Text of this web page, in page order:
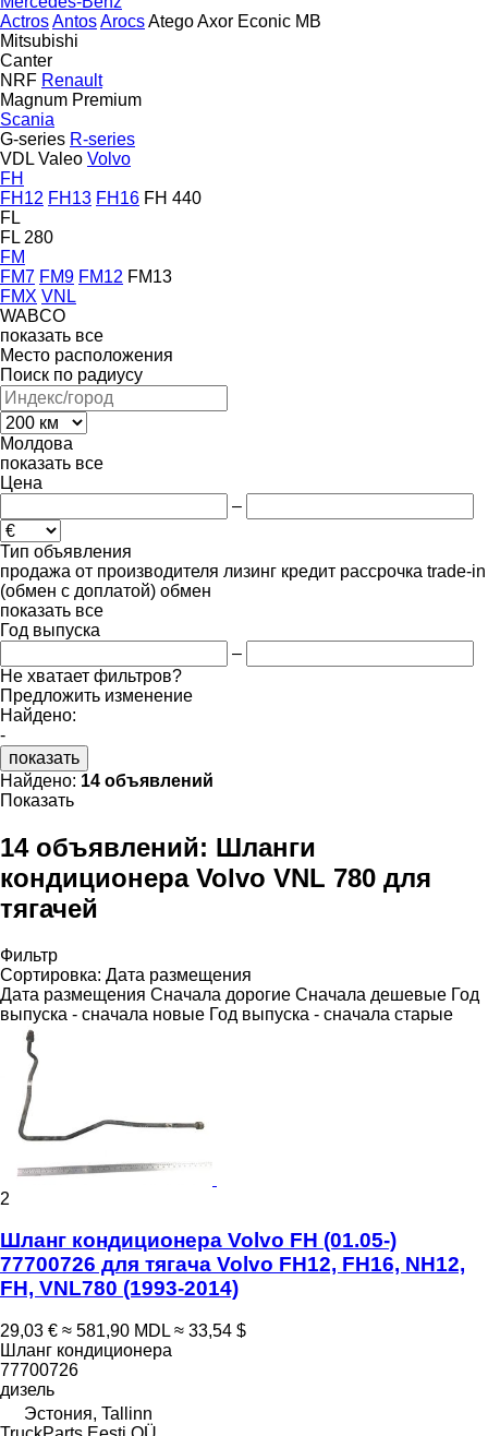
ActrosAntosArocsAtegoAxor Econic MB
Mitsubishi
Canter
NRF Renault
Magnum Premium
Scania
G-series R-series
VDL Valeo Volvo
FH
FH12 FH13 FH16 FH 440
FL
FL 280
FM
FM7 FM9 FM12 FM13
FMX VNL
WABCO
показать все
Место расположения
Поиск по радиусу
Молдова
показать все
Цена
–
Тип объявления
продажа от производителя лизинг кредит рассрочка trade-in
(обмен с доплатой) обмен
показать все
Год выпуска
–
Не хватает фильтров?
Предложить изменение
Найдено:
-
показать
Найдено: 14 объявлений
Показать
14 объявлений: Шланги
кондиционера Volvo VNL 780 для
тягачей
Фильтр
Сортировка: Дата размещения
Дата размещения Сначала дорогие Сначала дешевые Год
выпуска - сначала новые Год выпуска - сначала старые
2
Шланг кондиционера Volvo FH (01.05-)
77700726 для тягача Volvo FH12, FH16, NH12,
FH, VNL780 (1993-2014)
29,03 € ≈ 581,90 MDL ≈ 33,54 $
Шланг кондиционера
77700726
дизель
Эстония, Tallinn